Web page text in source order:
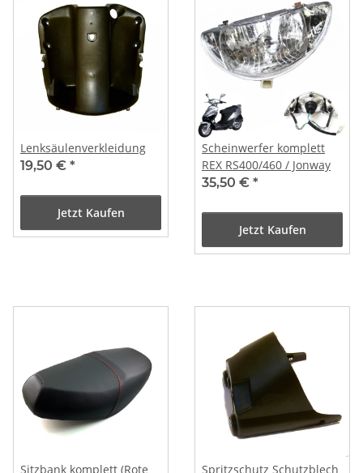
Lenksäulenverkleidung
19,50 € *
Jetzt Kaufen
Scheinwerfer komplett
REX RS400/460 / Jonway
35,50 € *
Jetzt Kaufen
Sitzbank komplett (Rote
Spritzschutz Schutzblech